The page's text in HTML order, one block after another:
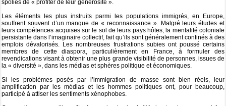
spoliés de « profiter de leur générosité ».
Les éléments les plus instruits parmi les populations immigrés, en Europe,
souffrent souvent d’un manque de « reconnaissance ». Malgré leurs études et
leurs compétences acquises sur le sol de leurs pays hôtes, la mentalité coloniale
persistante dans l’imaginaire collectif, fait qu’ils sont généralement confinés à des
emplois dévalorisés. Les nombreuses frustrations subies ont poussé certains
membres de cette diaspora, particulièrement en France, à formuler des
revendications visant à obtenir une plus grande visibilité de personnes, issues de
la « diversité », dans les médias et sphères politique et économiques.
Si les problèmes posés par l’immigration de masse sont bien réels, leur
amplification par les médias et les hommes politiques ont, pour beaucoup,
participé à attiser les sentiments xénophobes.